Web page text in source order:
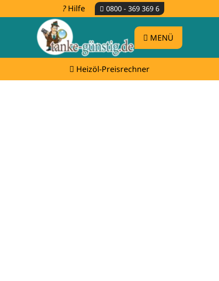
Hilfe 0800 - 369 369 6
MENÜ
Heizöl-Preisrechner